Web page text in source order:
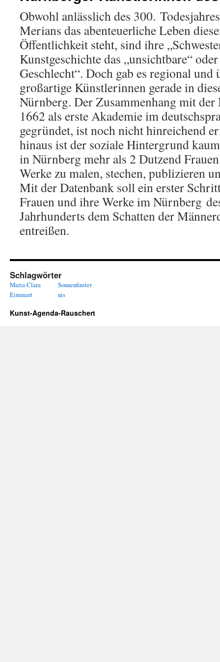
Obwohl anlässlich des 300.
Merians das abenteuerliche Leben
Öffentlichkeit steht, sind ihre
Kunstgeschichte das „unsichtbare“
Geschlecht“. Doch gab es regional und
großartige Künstlerinnen gerade in
Nürnberg. Der Zusammenhang mit
1662 als erste Akademie im
gegründet, ist noch nicht hinreichend
hinaus ist der soziale Hintergrund
in Nürnberg mehr als 2 Dutzend
Werke zu malen, stechen, publizieren
Mit der Datenbank soll ein erster
Frauen und ihre Werke im Nürnberg
Jahrhunderts dem Schatten der
entreißen.
Schlagwörter
Maria Clara
Eimmart
Sonnenfinster
nis
Kunst-Agenda-Rauschert